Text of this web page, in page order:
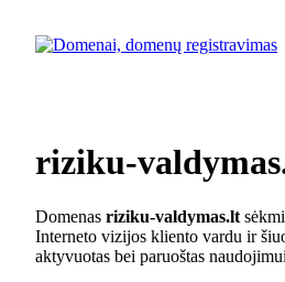
riziku-
Domenas riziku-valdymas.lt
Interneto vizijos kliento vardu ir
aktyvuotas bei paruoštas